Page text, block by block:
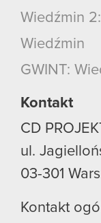
Wiedźmin
Wiedźmin
GWINT:
Kontakt
CD
ul.
03-301
Kontakt